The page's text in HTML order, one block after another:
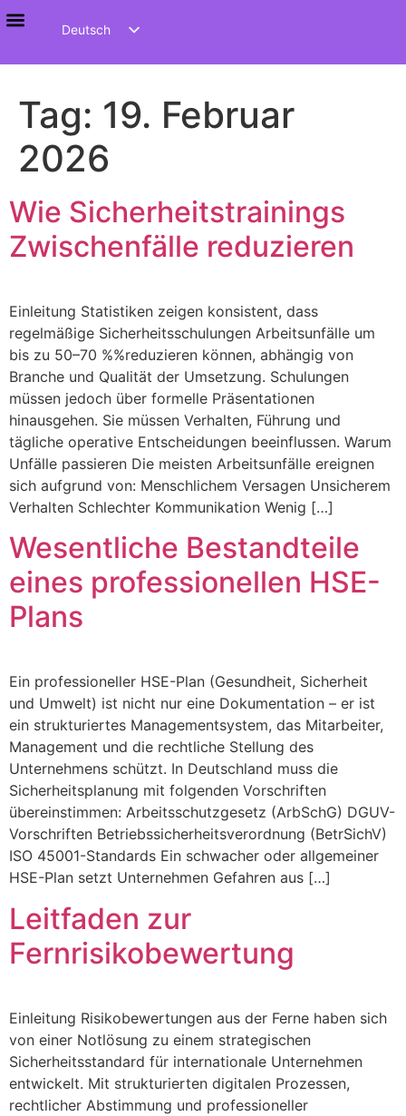
Deutsch
Español
Tag: 19. Februar
2026
Wie Sicherheitstrainings
Zwischenfälle reduzieren
Einleitung Statistiken zeigen konsistent, dass
regelmäßige Sicherheitsschulungen Arbeitsunfälle um
bis zu 50–70 %%reduzieren können, abhängig von
Branche und Qualität der Umsetzung. Schulungen
müssen jedoch über formelle Präsentationen
hinausgehen. Sie müssen Verhalten, Führung und
tägliche operative Entscheidungen beeinflussen. Warum
Unfälle passieren Die meisten Arbeitsunfälle ereignen
sich aufgrund von: Menschlichem Versagen Unsicherem
Verhalten Schlechter Kommunikation Wenig […]
Wesentliche Bestandteile
eines professionellen HSE-
Plans
Ein professioneller HSE-Plan (Gesundheit, Sicherheit
und Umwelt) ist nicht nur eine Dokumentation – er ist
ein strukturiertes Managementsystem, das Mitarbeiter,
Management und die rechtliche Stellung des
Unternehmens schützt. In Deutschland muss die
Sicherheitsplanung mit folgenden Vorschriften
übereinstimmen: Arbeitsschutzgesetz (ArbSchG) DGUV-
Vorschriften Betriebssicherheitsverordnung (BetrSichV)
ISO 45001-Standards Ein schwacher oder allgemeiner
HSE-Plan setzt Unternehmen Gefahren aus […]
Leitfaden zur
Fernrisikobewertung
Einleitung Risikobewertungen aus der Ferne haben sich
von einer Notlösung zu einem strategischen
Sicherheitsstandard für internationale Unternehmen
entwickelt. Mit strukturierten digitalen Prozessen,
rechtlicher Abstimmung und professioneller